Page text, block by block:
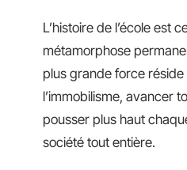
L’histoire de l’école est
métamorphose
plus grande force réside
l’immobilisme, avancer
pousser plus haut
société tout entière.